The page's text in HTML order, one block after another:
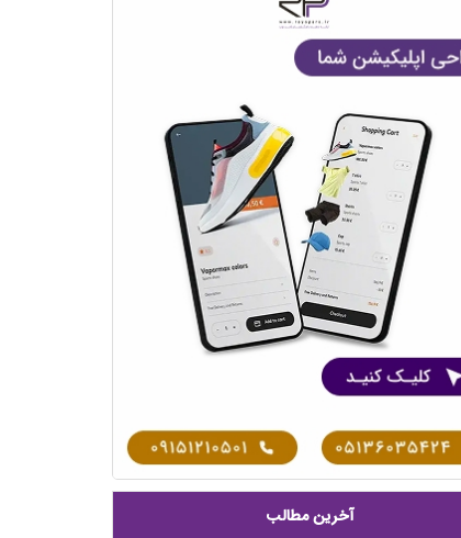
آخرین مطالب